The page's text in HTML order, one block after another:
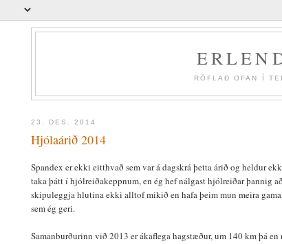
RÖFLAÐ OFAN Í
23. DES. 2014
Hjólaárið 2014
Spandex er ekki eitthvað sem var á dagskrá þetta árið og heldur
taka þátt í hjólreiðakeppnum, en ég hef nálgast hjólreiðar þannig að
skipuleggja hlutina ekki alltof mikið en hafa þeim mun meira
sem ég geri.
Samanburðurinn við 2013 er ákaflega hagstæður, um 140 km þá